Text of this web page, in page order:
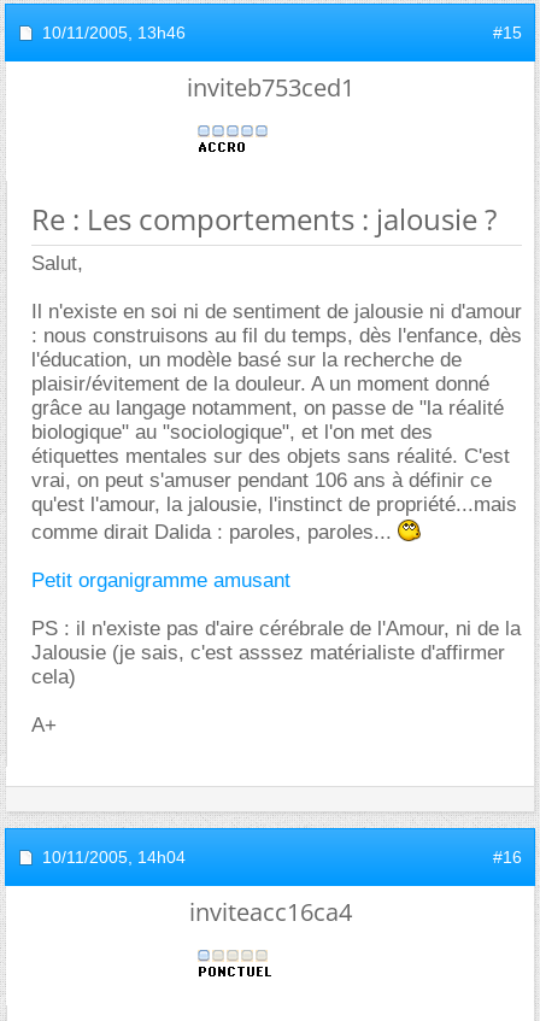
10/11/2005, 13h46 #15
inviteb753ced1
Re : Les comportements : jalousie ?
Salut,
Il n'existe en soi ni de sentiment de jalousie ni d'amour
: nous construisons au fil du temps, dès l'enfance, dès
l'éducation, un modèle basé sur la recherche de
plaisir/évitement de la douleur. A un moment donné
grâce au langage notamment, on passe de "la réalité
biologique" au "sociologique", et l'on met des
étiquettes mentales sur des objets sans réalité. C'est
vrai, on peut s'amuser pendant 106 ans à définir ce
qu'est l'amour, la jalousie, l'instinct de propriété...mais
comme dirait Dalida : paroles, paroles...
Petit organigramme amusant
PS : il n'existe pas d'aire cérébrale de l'Amour, ni de la
Jalousie (je sais, c'est asssez matérialiste d'affirmer
cela)
A+
10/11/2005, 14h04 #16
inviteacc16ca4